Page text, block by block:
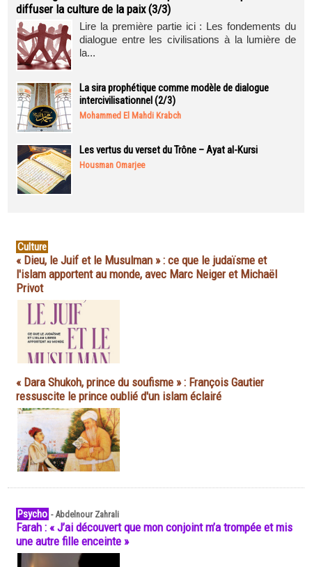
diffuser la culture de la paix (3/3)
Lire la première partie ici : Les fondements du
dialogue entre les civilisations à la lumière de
la...
La sira prophétique comme modèle de dialogue
intercivilisationnel (2/3)
Mohammed El Mahdi Krabch
Les vertus du verset du Trône – Ayat al-Kursi
Housman Omarjee
Culture
« Dieu, le Juif et le Musulman » : ce que le judaïsme et
l'islam apportent au monde, avec Marc Neiger et Michaël
Privot
« Dara Shukoh, prince du soufisme » : François Gautier
ressuscite le prince oublié d'un islam éclairé
Psycho -Abdelnour Zahrali
Farah : « J’ai découvert que mon conjoint m’a trompée et mis
une autre fille enceinte »